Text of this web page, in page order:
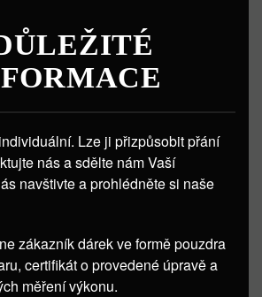
Lze ji přizpůsobit přání
nás a sdělte nám Vaší
navštivte a prohlédněte si naše
zákazník dárek ve formě pouzdra
certifikát o provedené úpravě a
měření výkonu.